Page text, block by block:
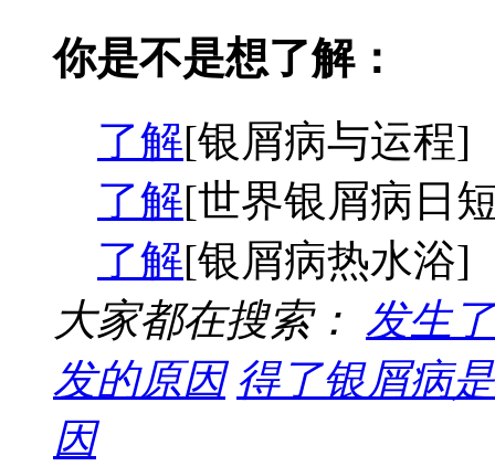
你是不是想了解：
了解[银屑病与运程]
了解[世界银屑病日
了解[银屑病热水浴]
大家都在搜索： 发生
发的原因 得了银屑病
因